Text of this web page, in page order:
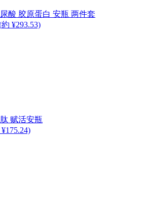
酸 胶原蛋白 安瓶 两件套
約 ¥293.53)
赋活安瓶